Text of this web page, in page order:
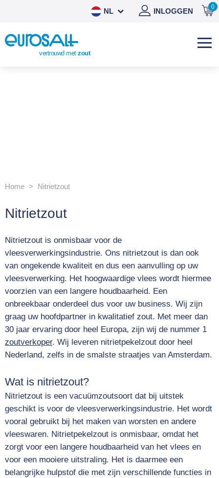
0
INLOGGEN
NL
vertrouwd metzout
Home Nitrietzout
Nitrietzout
Nitrietzout is onmisbaar voor de
vleesverwerkingsindustrie. Ons nitrietzout is dan ook
van ongekende kwaliteit en dus een aanvulling op uw
vleesverwerking. Het hoogwaardige vlees wordt hiermee
voorzien van een langere houdbaarheid. Een
onbreekbaar onderdeel dus voor uw business. Wij zijn
graag uw hoofdpartner in kwalitatief zout. Met meer dan
30 jaar ervaring door heel Europa, zijn wij de nummer 1
zoutverkoper. Wij leveren nitrietpekelzout door heel
Nederland, zelfs in de smalste straatjes van Amsterdam.
Wat is nitrietzout?
Nitrietzout is een vacuümzoutsoort dat bij uitstek
geschikt is voor de vleesverwerkingsindustrie. Het wordt
vooral gebruikt bij het maken van worsten en andere
vleeswaren. Nitrietpekelzout is onmisbaar, omdat het
zorgt voor een langere houdbaarheid van het vlees en
voor een mooiere uitstraling. Het is daarmee een
belangrijke hulpstof die met zijn verschillende functies in